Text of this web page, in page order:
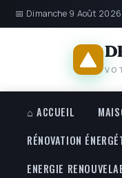
📅 Dimanche 9 Août 2026
⌂ ACCUEIL
RÉNOVATION
ENERGIE